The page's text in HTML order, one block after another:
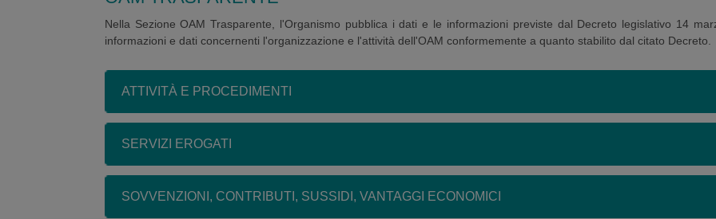
Nella Sezione OAM Trasparente, l'Organismo pubblica i dati e le informazioni previste dal Decreto legislativo 14
informazioni e dati concernenti l'organizzazione e l'attività dell'OAM conformemente a quanto stabilito dal citato Decreto.
ATTIVITÀ E PROCEDIMENTI
SERVIZI EROGATI
SOVVENZIONI, CONTRIBUTI, SUSSIDI, VANTAGGI ECONOMICI